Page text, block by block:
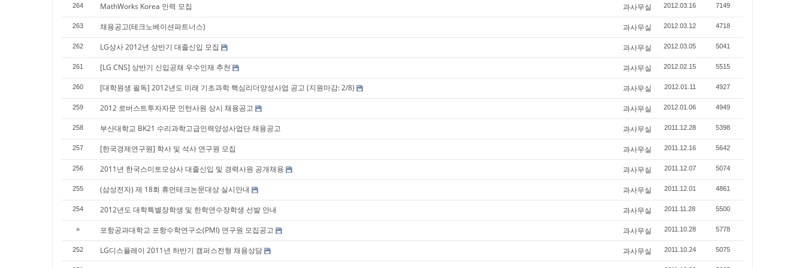
264 MathWorks Korea 인력 모집 과사무실 2012.03.16 7149
263 채용공고(테크노베이션파트너스) 과사무실 2012.03.12 4718
262 LG상사 2012년 상반기 대졸신입 모집 과사무실 2012.03.05 5041
261 [LG CNS] 상반기 신입공채 우수인재 추천 과사무실 2012.02.15 5515
260 [대학원생 필독] 2012년도 미래 기초과학 핵심리더양성사업 공고 (지원마감: 2/8) 과사무실 2012.01.11 4927
259 2012 로버스트투자자문 인턴사원 상시 채용공고 과사무실 2012.01.06 4949
258 부산대학교 BK21 수리과학고급인력양성사업단 채용공고 과사무실 2011.12.28 5398
257 [한국경제연구원] 학사 및 석사 연구원 모집 과사무실 2011.12.16 5642
256 2011년 한국스미토모상사 대졸신입 및 경력사원 공개채용 과사무실 2011.12.07 5074
255 (삼성전자) 제 18회 휴먼테크논문대상 실시안내 과사무실 2011.12.01 4861
254 2012년도 대학특별장학생 및 한학연수장학생 선발 안내 과사무실 2011.11.28 5500
» 포항공과대학교 포항수학연구소(PMI) 연구원 모집공고 과사무실 2011.10.28 5778
252 LG디스플레이 2011년 하반기 캠퍼스전형 채용상담 과사무실 2011.10.24 5075